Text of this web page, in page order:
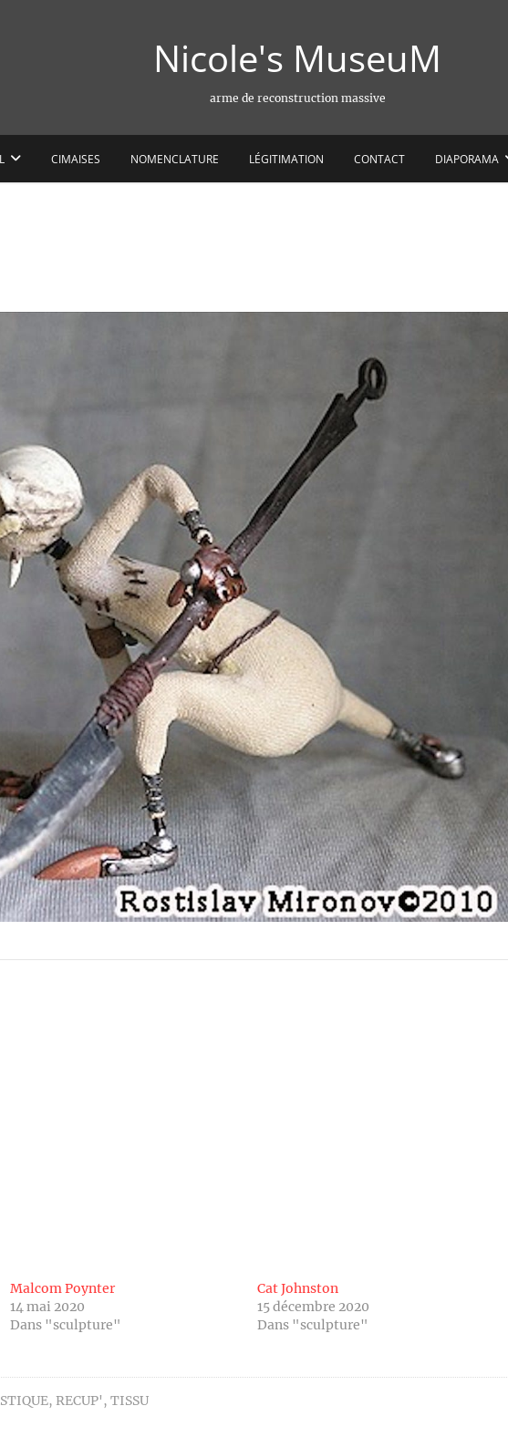
Nicole's MuseuM
arme de reconstruction massive
CIMAISES NOMENCLATURE LÉGITIMATION CONTACT DIAPORAMA
Malcom Poynter
14 mai 2020
Dans "sculpture"
Cat Johnston
15 décembre 2020
Dans "sculpture"
, RECUP', TISSU